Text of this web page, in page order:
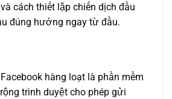
cách thiết lập chiến dịch đầu
đúng hướng ngay từ đầu.
hàng loạt là phần mềm
trình duyệt cho phép gửi